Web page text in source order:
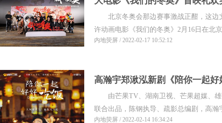
结国漫群英
北京冬奥会那边赛事激战正酣，这边
许动画电影《我们的冬奥》2月16日在北
内地荧屏 / 2022-02-17 10:52:12
高瀚宇郑湫泓新剧《陪你一起
恋暖心对“胃”
由芒果TV、湖南卫视、芒果超媒、雄
联合出品，陈钢执导、疏影总编剧，高瀚
内地荧屏 / 2022-02-14 16:34:24